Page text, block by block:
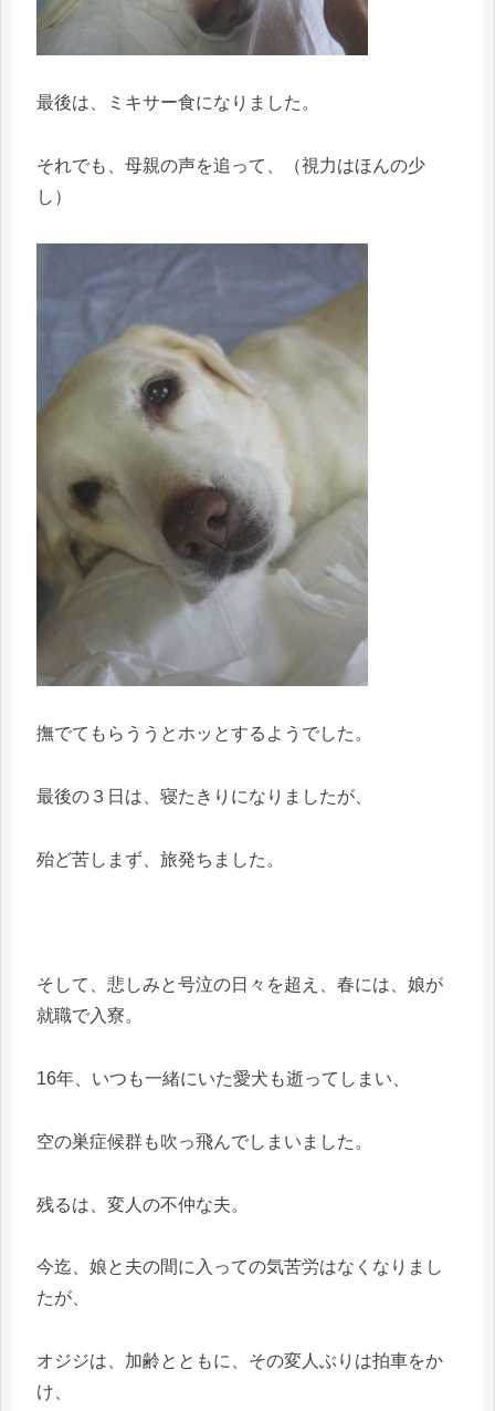
最後は、ミキサー食になりました。
それでも、母親の声を追って、（視力はほんの少
し）
撫でてもらううとホッとするようでした。
最後の３日は、寝たきりになりましたが、
殆ど苦しまず、旅発ちました。
そして、悲しみと号泣の日々を超え、春には、娘が
就職で入寮。
16年、いつも一緒にいた愛犬も逝ってしまい、
空の巣症候群も吹っ飛んでしまいました。
残るは、変人の不仲な夫。
今迄、娘と夫の間に入っての気苦労はなくなりまし
たが、
オジジは、加齢とともに、その変人ぶりは拍車をか
け、